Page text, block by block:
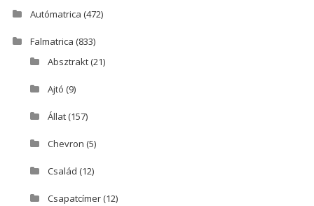
Autómatrica (472)
Falmatrica (833)
Absztrakt(21)
Ajtó (9)
Állat(157)
Chevron (5)
Család (12)
Csapatcímer(12)